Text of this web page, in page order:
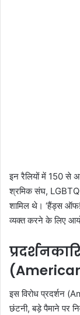
इन रैलियों में 150 से
श्रमिक संघ, LGBTQ+
शामिल थे। ‘हैंड्स
व्यक्त करने के लिए
इस विरोध प्रदर्शन
छंटनी, बड़े पैमाने पर